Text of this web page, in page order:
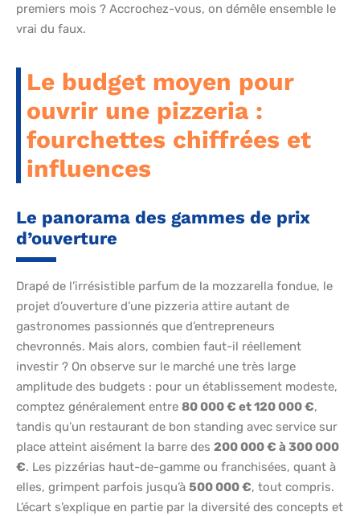
premiers mois ? Accrochez-vous, on démêle ensemble le
vrai du faux.
Le budget moyen pour
ouvrir une pizzeria :
fourchettes chiffrées et
influences
Le panorama des gammes de prix
d’ouverture
Drapé de l’irrésistible parfum de la mozzarella fondue, le
projet d’ouverture d’une pizzeria attire autant de
gastronomes passionnés que d’entrepreneurs
chevronnés. Mais alors, combien faut-il réellement
investir ? On observe sur le marché une très large
amplitude des budgets : pour un établissement modeste,
comptez généralement entre 80 000 € et 120 000 €,
tandis qu’un restaurant de bon standing avec service sur
place atteint aisément la barre des 200 000 € à 300 000
€. Les pizzérias haut-de-gamme ou franchisées, quant à
elles, grimpent parfois jusqu’à 500 000 €, tout compris.
L’écart s’explique en partie par la diversité des concepts et